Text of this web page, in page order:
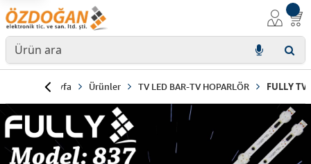
Anasayfa Ürünler TV LED BAR-TV HOPARLÖR FULLY TV